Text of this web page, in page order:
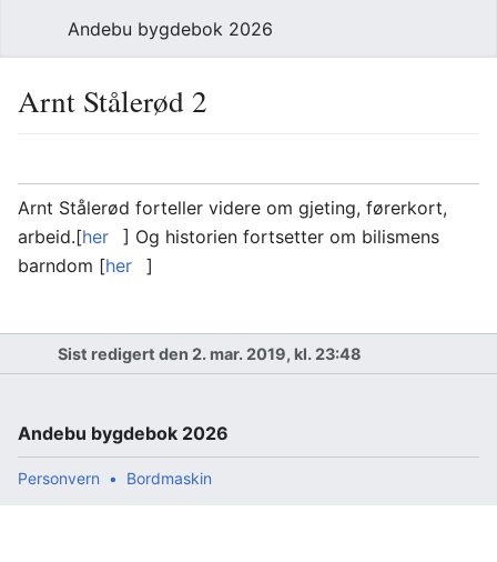
Andebu bygdebok 2026
Arnt Stålerød 2
Arnt Stålerød forteller videre om gjeting, førerkort,
arbeid.[her
] Og historien fortsetter om bilismens
barndom [her ]
Sist redigert den 2. mar. 2019, kl. 23:48
Andebu bygdebok 2026
Personvern Bordmaskin